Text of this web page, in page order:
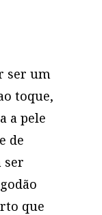
ser um
toque,
a pele
de
ser
que